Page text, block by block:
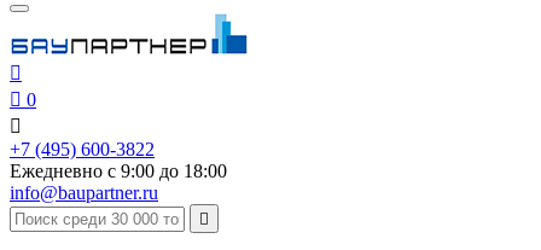

 0

+7 (495) 600-3822
Ежедневно с 9:00 до 18:00
info@baupartner.ru
